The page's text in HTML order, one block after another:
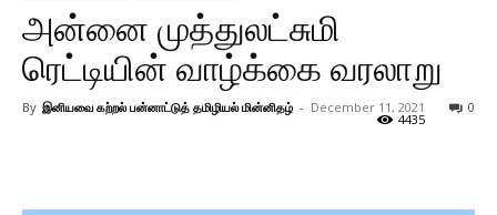
அன்னை முத்துலட்சுமி
ரெட்டியின் வாழ்க்கை வரலாறு
By இனியவை கற்றல் பன்னாட்டுத் தமிழியல் மின்னிதழ் - December 11, 2021 0
4435